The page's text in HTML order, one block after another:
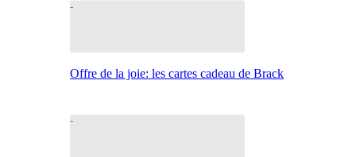
Offre de la joie: les cartes cadeau de Brack